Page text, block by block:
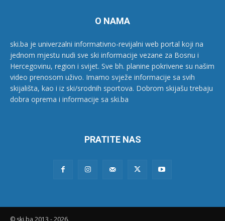
O NAMA
ski.ba je univerzalni informativno-revijalni web portal koji na
jednom mjestu nudi sve ski informacije vezane za Bosnu i
Hercegovinu, region i svijet. Sve bh. planine pokrivene su našim
video prenosom uživo. Imamo svježe informacije sa svih
skijališta, kao i iz ski/srodnih sportova. Dobrom skijašu trebaju
dobra oprema i informacije sa ski.ba
PRATITE NAS